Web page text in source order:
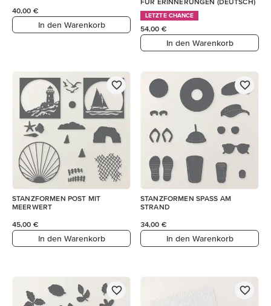
40,00 €
In den Warenkorb
LETZTE CHANCE
54,00 €
In den Warenkorb
STANZFORMEN POST MIT
MEERWERT
45,00 €
In den Warenkorb
STANZFORMEN SPASS AM
STRAND
34,00 €
In den Warenkorb